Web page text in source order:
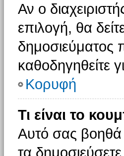
Αν ο
επιλογή, θα
δημοσιεύματος
καθοδηγηθείτε
Κορυφή
Τι είναι το
Αυτό σας βοηθά
τα